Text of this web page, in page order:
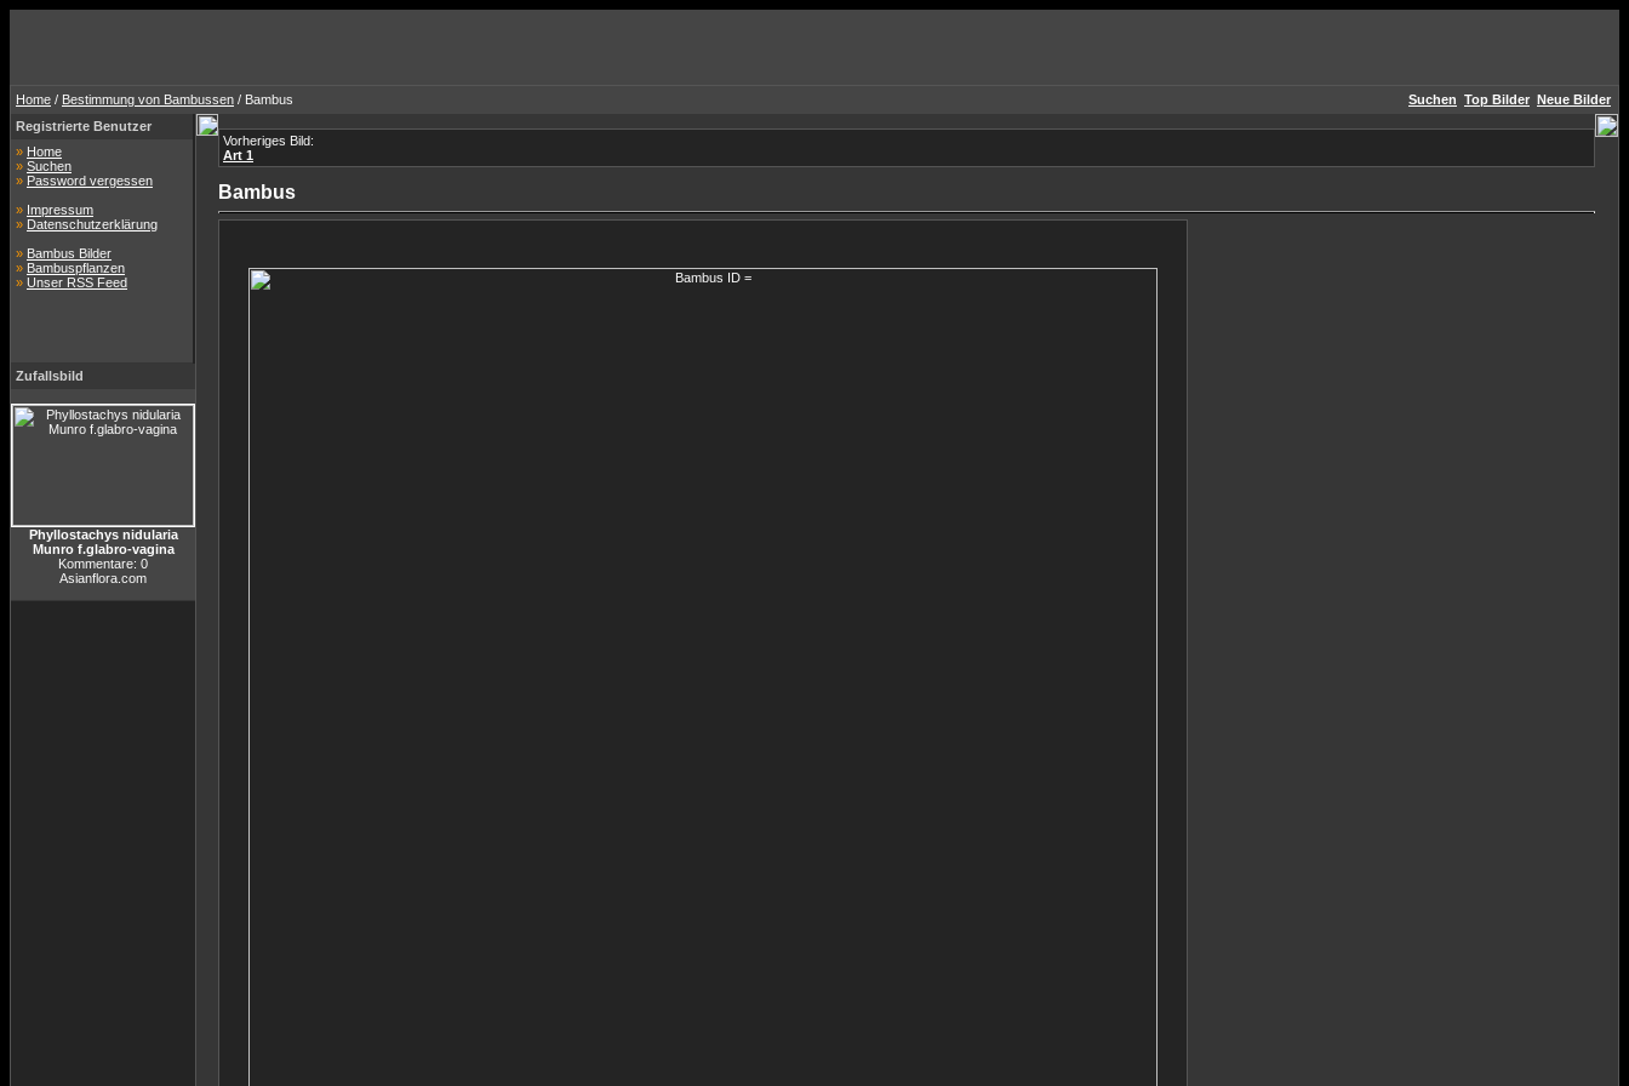
Home / Bestimmung von Bambussen / Bambus Suchen Top Bilder Neue Bilder
Registrierte Benutzer
» Home
» Suchen
» Password vergessen
» Impressum
» Datenschutzerklärung
» Bambus Bilder
» Bambuspflanzen
» Unser RSS Feed
Zufallsbild
Phyllostachys nidularia
Munro f.glabro-vagina
Kommentare: 0
Asianflora.com
Vorheriges Bild:
Art 1
Bambus